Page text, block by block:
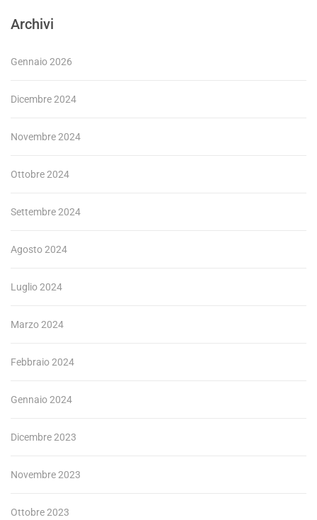
Archivi
Gennaio 2026
Dicembre 2024
Novembre 2024
Ottobre 2024
Settembre 2024
Agosto 2024
Luglio 2024
Marzo 2024
Febbraio 2024
Gennaio 2024
Dicembre 2023
Novembre 2023
Ottobre 2023